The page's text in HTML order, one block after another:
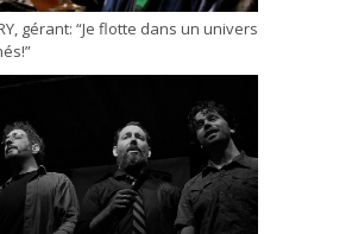
gérant: “Je flotte dans un univers